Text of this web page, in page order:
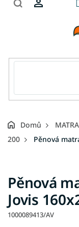
Domů
200
Pěnová
Pěnová
Jovis
1000089413/AV